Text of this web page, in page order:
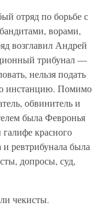
отряд по борьбе с
ворами,
возглавил Андрей
трибунал —
нельзя подать
инстанцию. Помимо
обвинитель и
была Февронья
красного
и ревтрибунала была
допросы, суд,
чекисты.